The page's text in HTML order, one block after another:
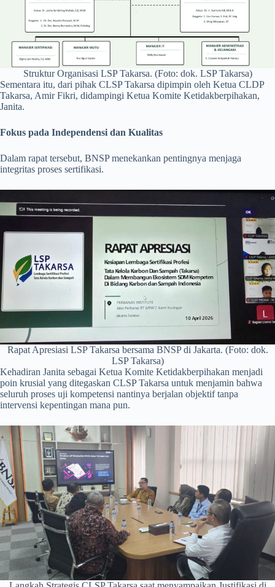
Struktur Organisasi LSP Takarsa. (Foto: dok. LSP Takarsa)
Sementara itu, dari pihak CLSP Takarsa dipimpin oleh Ketua CLDP
Takarsa, Amir Fikri, didampingi Ketua Komite Ketidakberpihakan,
Janita.
Fokus pada Independensi dan Kualitas
Dalam rapat tersebut, BNSP menekankan pentingnya menjaga
integritas proses sertifikasi.
Rapat Apresiasi LSP Takarsa bersama BNSP di Jakarta. (Foto: dok.
LSP Takarsa)
Kehadiran Janita sebagai Ketua Komite Ketidakberpihakan menjadi
poin krusial yang ditegaskan CLSP Takarsa untuk menjamin bahwa
seluruh proses uji kompetensi nantinya berjalan objektif tanpa
intervensi kepentingan mana pun.